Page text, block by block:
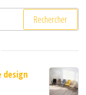
design